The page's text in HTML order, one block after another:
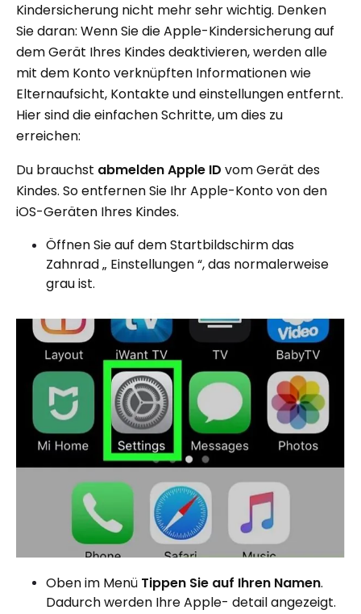
Kindersicherung nicht mehr sehr wichtig. Denken
Sie daran: Wenn Sie die Apple-Kindersicherung auf
dem Gerät Ihres Kindes deaktivieren, werden alle
mit dem Konto verknüpften Informationen wie
Elternaufsicht, Kontakte und einstellungen entfernt.
Hier sind die einfachen Schritte, um dies zu
erreichen:
Du brauchst abmeldenApple ID vom Gerät des
Kindes. So entfernen Sie Ihr Apple-Konto von den
iOS-Geräten Ihres Kindes.
Öffnen Sie auf dem Startbildschirm das
Zahnrad „ Einstellungen “, das normalerweise
grau ist.
Oben im Menü Tippen Sie auf Ihren Namen.
Dadurch werden Ihre Apple- detail angezeigt.